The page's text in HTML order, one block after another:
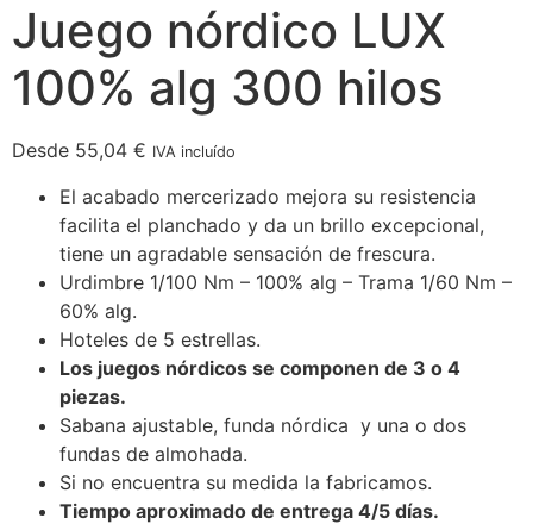
Juego nórdico LUX
100% alg 300 hilos
Desde 55,04 € IVA incluído
El acabado mercerizado mejora su resistencia
facilita el planchado y da un brillo excepcional,
tiene un agradable sensación de frescura.
Urdimbre 1/100 Nm – 100% alg – Trama 1/60 Nm –
60% alg.
Hoteles de 5 estrellas.
Los juegos nórdicos se componen de 3 o 4
piezas.
Sabana ajustable, funda nórdica y una o dos
fundas de almohada.
Si no encuentra su medida la fabricamos.
Tiempo aproximado de entrega 4/5 días.